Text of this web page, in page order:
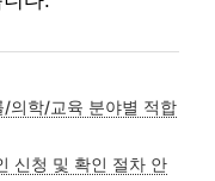
의학/교육 분야별 적합
신청 및 확인 절차 안